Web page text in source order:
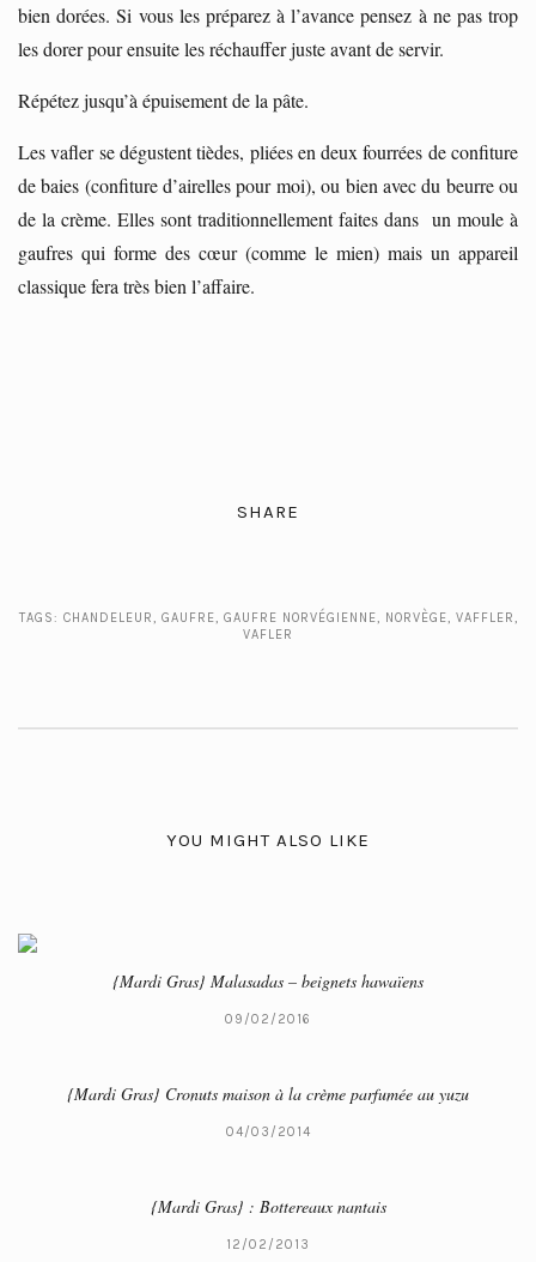
bien dorées. Si vous les préparez à l’avance pensez à ne pas trop
les dorer pour ensuite les réchauffer juste avant de servir.
Répétez jusqu’à épuisement de la pâte.
Les vafler se dégustent tièdes, pliées en deux fourrées de confiture
de baies (confiture d’airelles pour moi), ou bien avec du beurre ou
de la crème. Elles sont traditionnellement faites dans un moule à
gaufres qui forme des cœur (comme le mien) mais un appareil
classique fera très bien l’affaire.
SHARE
TAGS: CHANDELEUR, GAUFRE, GAUFRE NORVÉGIENNE, NORVÈGE, VAFFLER,
VAFLER
YOU MIGHT ALSO LIKE
{Mardi Gras} Malasadas – beignets hawaïens
09/02/2016
{Mardi Gras} Cronuts maison à la crème parfumée au yuzu
04/03/2014
{Mardi Gras} : Bottereaux nantais
12/02/2013